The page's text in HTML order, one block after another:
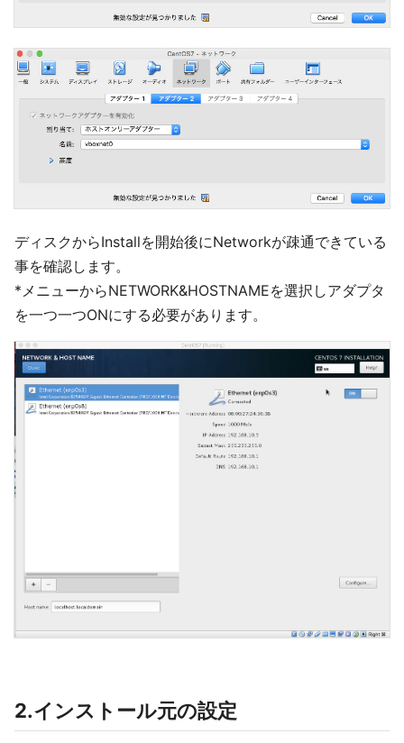
ディスクからInstallを開始後にNetworkが疎通できている
事を確認します。
*メニューからNETWORK&HOSTNAMEを選択しアダプタ
を一つ一つONにする必要があります。
2.インストール元の設定